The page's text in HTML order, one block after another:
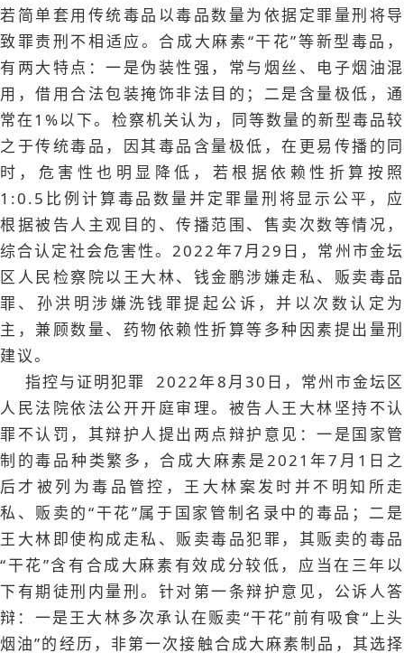
若简单套用传统毒品以毒品数量为依据定罪量刑将导
致罪责刑不相适应。合成大麻素“干花”等新型毒品，
有两大特点：一是伪装性强，常与烟丝、电子烟油混
用，借用合法包装掩饰非法目的；二是含量极低，通
常在1%以下。检察机关认为，同等数量的新型毒品较
之于传统毒品，因其毒品含量极低，在更易传播的同
时，危害性也明显降低，若根据依赖性折算按照
1:0.5比例计算毒品数量并定罪量刑将显示公平，应
根据被告人主观目的、传播范围、售卖次数等情况，
综合认定社会危害性。2022年7月29日，常州市金坛
区人民检察院以王大林、钱金鹏涉嫌走私、贩卖毒品
罪、孙洪明涉嫌洗钱罪提起公诉，并以次数认定为
主，兼顾数量、药物依赖性折算等多种因素提出量刑
建议。
指控与证明犯罪 2022年8月30日，常州市金坛区
人民法院依法公开开庭审理。被告人王大林坚持不认
罪不认罚，其辩护人提出两点辩护意见：一是国家管
制的毒品种类繁多，合成大麻素是2021年7月1日之
后才被列为毒品管控，王大林案发时并不明知所走
私、贩卖的“干花”属于国家管制名录中的毒品；二是
王大林即使构成走私、贩卖毒品犯罪，其贩卖的毒品
“干花”含有合成大麻素有效成分较低，应当在三年以
下有期徒刑内量刑。针对第一条辩护意见，公诉人答
辩：一是王大林多次承认在贩卖“干花”前有吸食“上头
烟油”的经历，非第一次接触合成大麻素制品，其选择